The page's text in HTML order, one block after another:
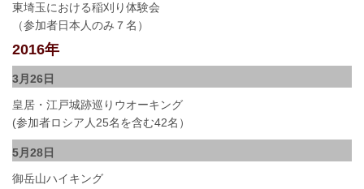
東埼玉における稲刈り体験会
（参加者日本人のみ７名）
2016年
3月26日
皇居・江戸城跡巡りウオーキング
(参加者ロシア人25名を含む42名）
5月28日
御岳山ハイキング